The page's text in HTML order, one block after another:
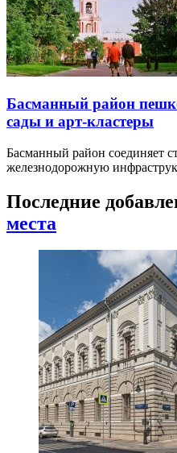
Басманный район
сады и арт-кластеры
Басманный район соединяет
железнодорожную
Последние
места